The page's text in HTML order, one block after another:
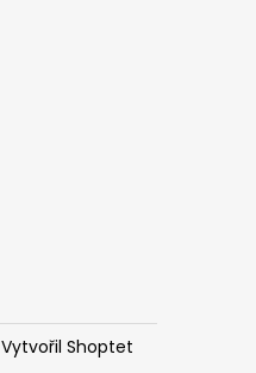
Vytvořil Shoptet